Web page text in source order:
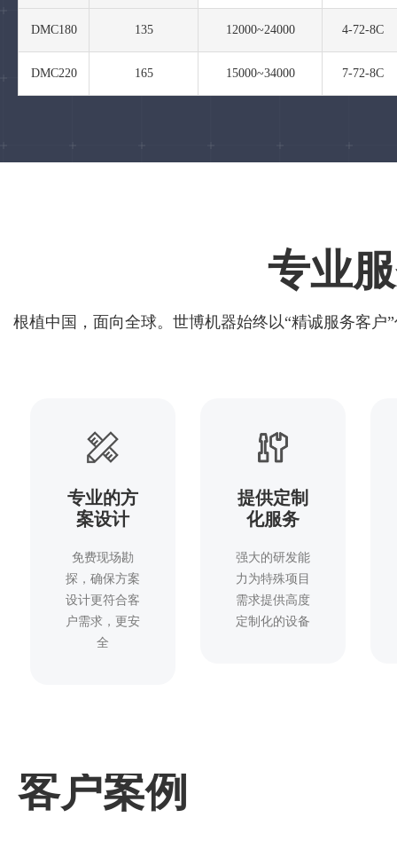
DMC180 135 12000~24000 4-72-8C
DMC220 165 15000~34000 7-72-8C
专业
根植中国，面向全球。世博机器始终以“精诚服务客
专业的方
案设计
免费现场勘
探，确保方案
设计更符合客
户需求，更安
全
提供定制
化服务
强大的研发能
力为特殊项目
需求提供高度
定制化的设备
客户案例